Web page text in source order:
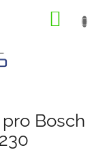
Bosch